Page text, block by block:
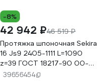
-8%
42 942 ₽46 519 ₽
Протяжка шпоночная Sekira
16 Js9 2405-1111 L=1090
z=39 ГОСТ 18217-90 00-
00054602
39656454